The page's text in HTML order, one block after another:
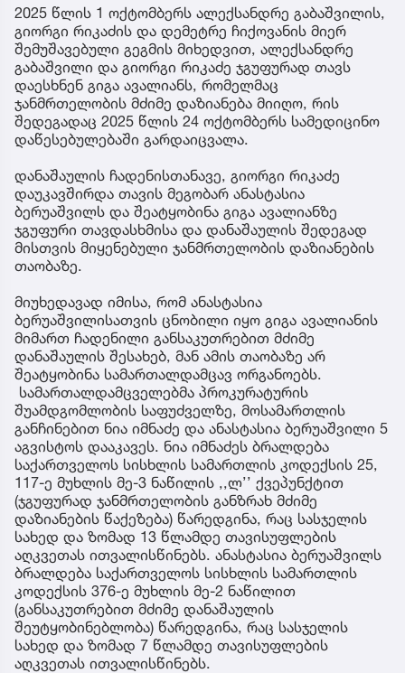
2025 წლის 1 ოქტომბერს ალექსანდრე გაბაშვილის,
გიორგი რიკაძის და დემეტრე ჩიქოვანის მიერ
შემუშავებული გეგმის მიხედვით, ალექსანდრე
გაბაშვილი და გიორგი რიკაძე ჯგუფურად თავს
დაესხნენ გიგა ავალიანს, რომელმაც
ჯანმრთელობის მძიმე დაზიანება მიიღო, რის
შედეგადაც 2025 წლის 24 ოქტომბერს სამედიცინო
დაწესებულებაში გარდაიცვალა.
დანაშაულის ჩადენისთანავე, გიორგი რიკაძე
დაუკავშირდა თავის მეგობარ ანასტასია
ბერუაშვილს და შეატყობინა გიგა ავალიანზე
ჯგუფური თავდასხმისა და დანაშაულის შედეგად
მისთვის მიყენებული ჯანმრთელობის დაზიანების
თაობაზე.
მიუხედავად იმისა, რომ ანასტასია
ბერუაშვილისათვის ცნობილი იყო გიგა ავალიანის
მიმართ ჩადენილი განსაკუთრებით მძიმე
დანაშაულის შესახებ, მან ამის თაობაზე არ
შეატყობინა სამართალდამცავ ორგანოებს.
სამართალდამცველებმა პროკურატურის
შუამდგომლობის საფუძველზე, მოსამართლის
განჩინებით ნია იმნაძე და ანასტასია ბერუაშვილი 5
აგვისტოს დააკავეს. ნია იმნაძეს ბრალდება
საქართველოს სისხლის სამართლის კოდექსის 25,
117-ე მუხლის მე-3 ნაწილის ,,ლ’’ ქვეპუნქტით
(ჯგუფურად ჯანმრთელობის განზრახ მძიმე
დაზიანების წაქეზება) წარედგინა, რაც სასჯელის
სახედ და ზომად 13 წლამდე თავისუფლების
აღკვეთას ითვალისწინებს. ანასტასია ბერუაშვილს
ბრალდება საქართველოს სისხლის სამართლის
კოდექსის 376-ე მუხლის მე-2 ნაწილით
(განსაკუთრებით მძიმე დანაშაულის
შეუტყობინებლობა) წარედგინა, რაც სასჯელის
სახედ და ზომად 7 წლამდე თავისუფლების
აღკვეთას ითვალისწინებს.